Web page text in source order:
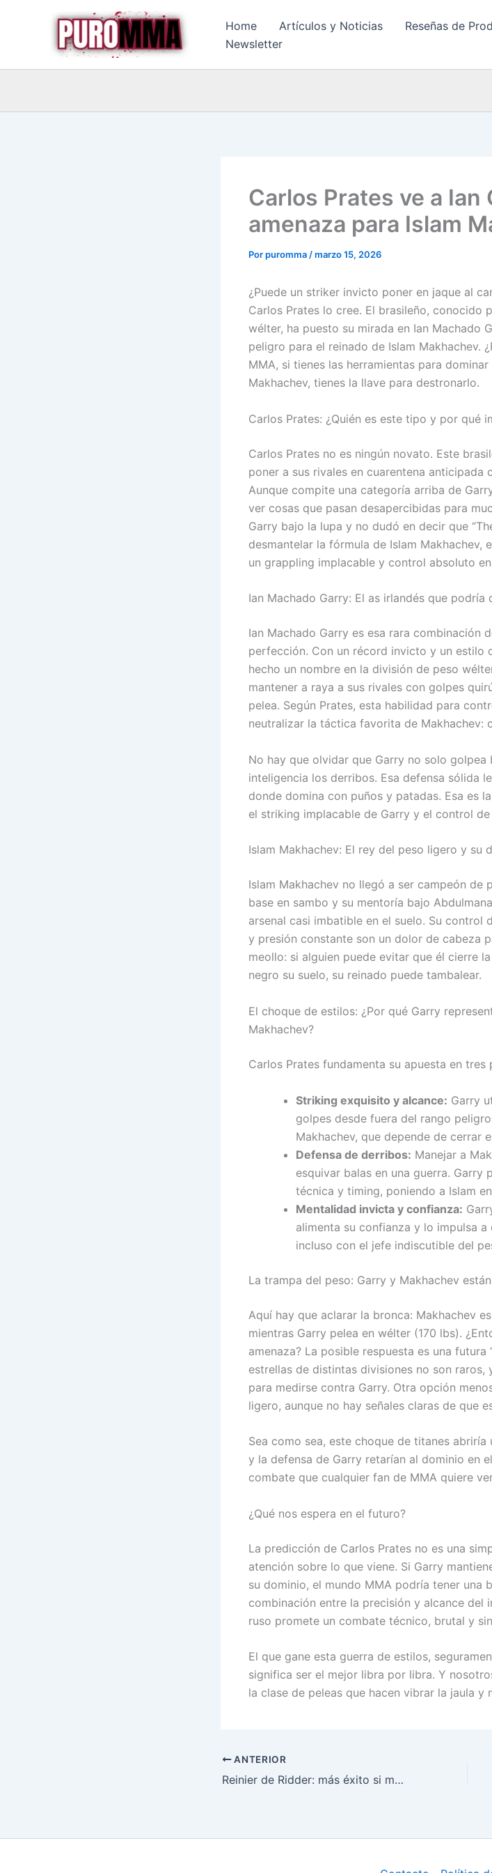
Home Artículos y Noticias Reseñas de
Newsletter
Carlos Prates ve a Ian
amenaza para Islam
Porpuromma /marzo 15, 2026
¿Puede un striker invicto poner en jaque al
Carlos Prates lo cree. El brasileño, conocido
wélter, ha puesto su mirada en Ian Machado
peligro para el reinado de Islam Makhachev.
MMA, si tienes las herramientas para
Makhachev, tienes la llave para destronarlo.
Carlos Prates: ¿Quién es este tipo y por qué
Carlos Prates no es ningún novato. Este
poner a sus rivales en cuarentena
Aunque compite una categoría arriba de
ver cosas que pasan desapercibidas para
Garry bajo la lupa y no dudó en decir que
desmantelar la fórmula de Islam Makhachev,
un grappling implacable y control absoluto
Ian Machado Garry: El as irlandés que podría
Ian Machado Garry es esa rara combinación
perfección. Con un récord invicto y un estilo
hecho un nombre en la división de peso
mantener a raya a sus rivales con golpes
pelea. Según Prates, esta habilidad para
neutralizar la táctica favorita de Makhachev:
No hay que olvidar que Garry no solo
inteligencia los derribos. Esa defensa sólida
donde domina con puños y patadas. Esa es
el striking implacable de Garry y el control
Islam Makhachev: El rey del peso ligero y su
Islam Makhachev no llegó a ser campeón de
base en sambo y su mentoría bajo
arsenal casi imbatible en el suelo. Su control
y presión constante son un dolor de cabeza
meollo: si alguien puede evitar que él cierre
negro su suelo, su reinado puede tambalear.
El choque de estilos: ¿Por qué Garry
Makhachev?
Carlos Prates fundamenta su apuesta en tres
Striking exquisito y alcance: Garry
golpes desde fuera del rango
Makhachev, que depende de cerrar
Defensa de derribos: Manejar a
esquivar balas en una guerra. Garry
técnica y timing, poniendo a Islam
Mentalidad invicta y confianza:
alimenta su confianza y lo impulsa
incluso con el jefe indiscutible del
La trampa del peso: Garry y Makhachev
Aquí hay que aclarar la bronca: Makhachev
mientras Garry pelea en wélter (170 lbs).
amenaza? La posible respuesta es una futura
estrellas de distintas divisiones no son
para medirse contra Garry. Otra opción
ligero, aunque no hay señales claras de que
Sea como sea, este choque de titanes
y la defensa de Garry retarían al dominio en
combate que cualquier fan de MMA quiere
¿Qué nos espera en el futuro?
La predicción de Carlos Prates no es una
atención sobre lo que viene. Si Garry
su dominio, el mundo MMA podría tener una
combinación entre la precisión y alcance del
ruso promete un combate técnico, brutal y
El que gane esta guerra de estilos,
significa ser el mejor libra por libra. Y
la clase de peleas que hacen vibrar la jaula y
ANTERIOR
Reinier de Ridder: más éxito si mejora su cardio, dice exrival